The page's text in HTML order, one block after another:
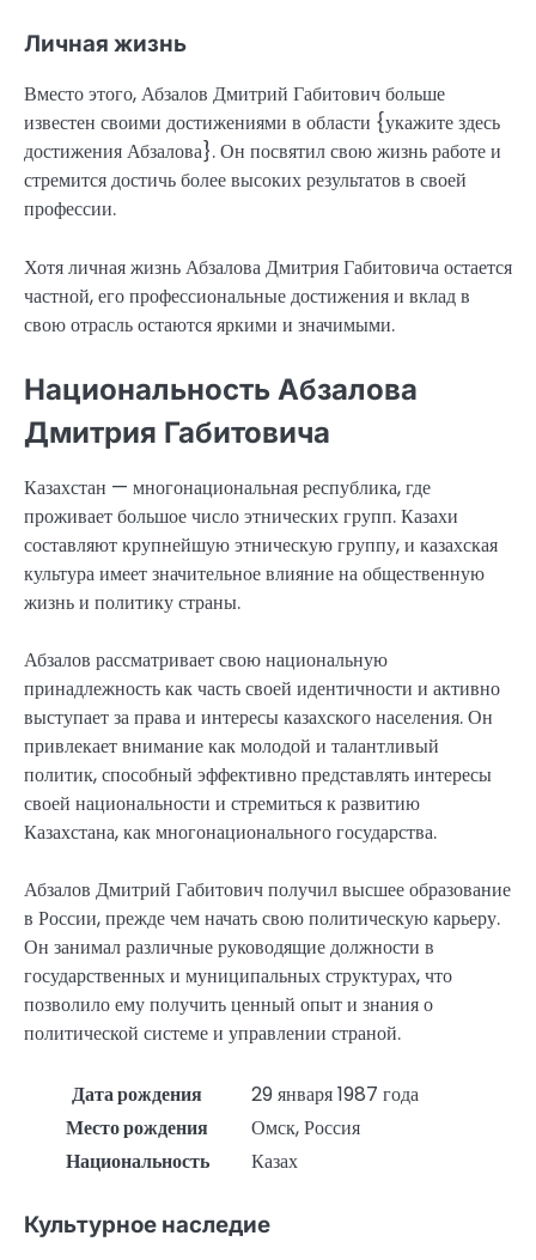
Личная жизнь
Вместо этого, Абзалов Дмитрий Габитович больше
известен своими достижениями в области {укажите здесь
достижения Абзалова}. Он посвятил свою жизнь работе и
стремится достичь более высоких результатов в своей
профессии.
Хотя личная жизнь Абзалова Дмитрия Габитовича остается
частной, его профессиональные достижения и вклад в
свою отрасль остаются яркими и значимыми.
Национальность Абзалова
Дмитрия Габитовича
Казахстан — многонациональная республика, где
проживает большое число этнических групп. Казахи
составляют крупнейшую этническую группу, и казахская
культура имеет значительное влияние на общественную
жизнь и политику страны.
Абзалов рассматривает свою национальную
принадлежность как часть своей идентичности и активно
выступает за права и интересы казахского населения. Он
привлекает внимание как молодой и талантливый
политик, способный эффективно представлять интересы
своей национальности и стремиться к развитию
Казахстана, как многонационального государства.
Абзалов Дмитрий Габитович получил высшее образование
в России, прежде чем начать свою политическую карьеру.
Он занимал различные руководящие должности в
государственных и муниципальных структурах, что
позволило ему получить ценный опыт и знания о
политической системе и управлении страной.
Дата рождения
29 января 1987 года
Место рождения
Омск, Россия
Национальность
Казах
Культурное наследие